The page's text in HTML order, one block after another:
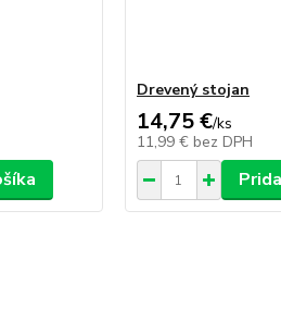
Drevený stojan
14,75 €/ks
11,99 € bez DPH